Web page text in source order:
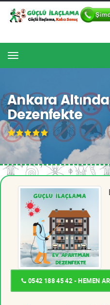
Menu
Ankara
Dezenfekte
0542 188 45 42 - HEMEN